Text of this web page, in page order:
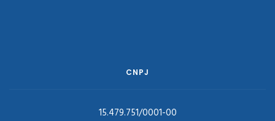
CNPJ
15.479.751/0001-00